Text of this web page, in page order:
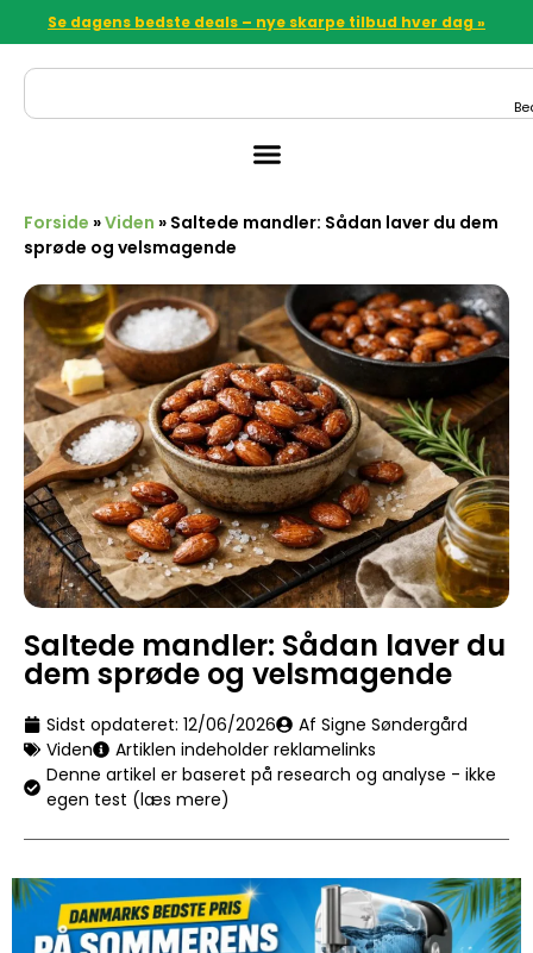
Se dagens bedste deals – nye skarpe tilbud hver dag »
Forside »Viden » Saltede mandler: Sådan laver du dem
sprøde og velsmagende
Saltede mandler: Sådan laver du
dem sprøde og velsmagende
Sidst opdateret: 12/06/2026
Af Signe Søndergård
Viden
Artiklen indeholder reklamelinks
Denne artikel er baseret på research og analyse - ikke
egen test (læs mere)